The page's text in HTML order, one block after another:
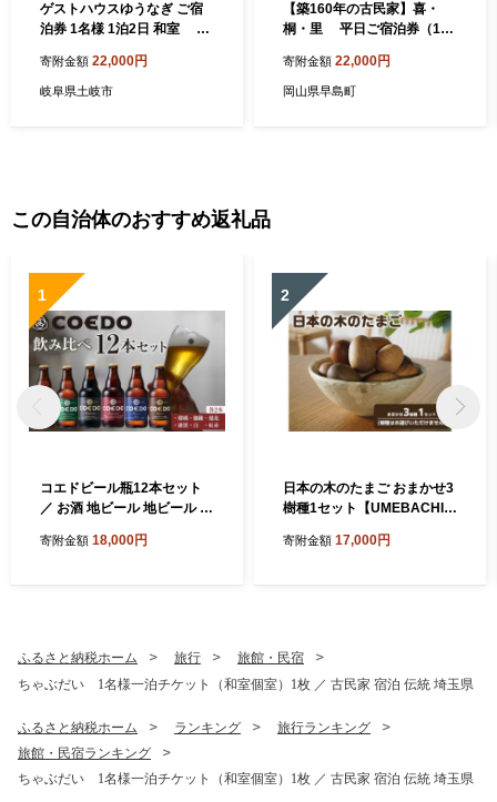
ゲストハウスゆうなぎ ご宿
泊券 1名様 1泊2日 和室
宿泊 素泊まり インター近く
[MGN003]
寄附金額 22,000円
岐阜県土岐市
【築160年の古民家】喜・
桐・里 平日ご宿泊券（1日
寄附金額 22,000円
岡山県早島町
この自治体のおすすめ返礼品
1
コエドビール瓶12本セット
／ お酒 地ビール 地ビール ク
寄附金額 18,000円
2
日本の木のたまご おまかせ3
樹種1セット【UMEBACHI F
寄附金額 17,000円
ふるさと納税ホーム 旅行
旅館・民宿
ちゃぶだい 1名様一泊チケット（和室個室）1枚 ／ 古民家 宿泊 伝統 埼玉県
ふるさと納税ホーム ランキング
旅行ランキング
旅館・民宿ランキング
ちゃぶだい 1名様一泊チケット（和室個室）1枚 ／ 古民家 宿泊 伝統 埼玉県